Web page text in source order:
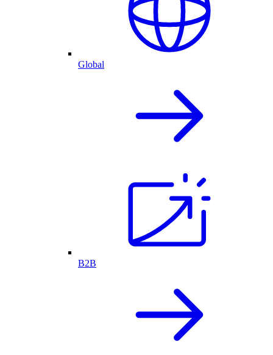
Global
B2B